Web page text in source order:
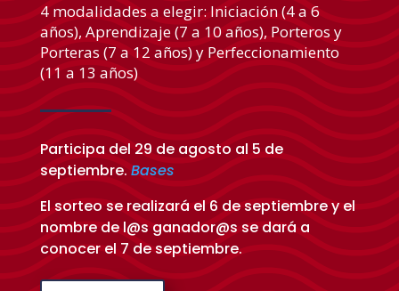
4 modalidades a elegir: Iniciación (4 a 6
años), Aprendizaje (7 a 10 años), Porteros y
Porteras (7 a 12 años) y Perfeccionamiento
(11 a 13 años)
Participa del 29 de agosto al 5 de
septiembre. Bases
El sorteo se realizará el 6 de septiembre y el
nombre de l@s ganador@s se dará a
conocer el 7 de septiembre.